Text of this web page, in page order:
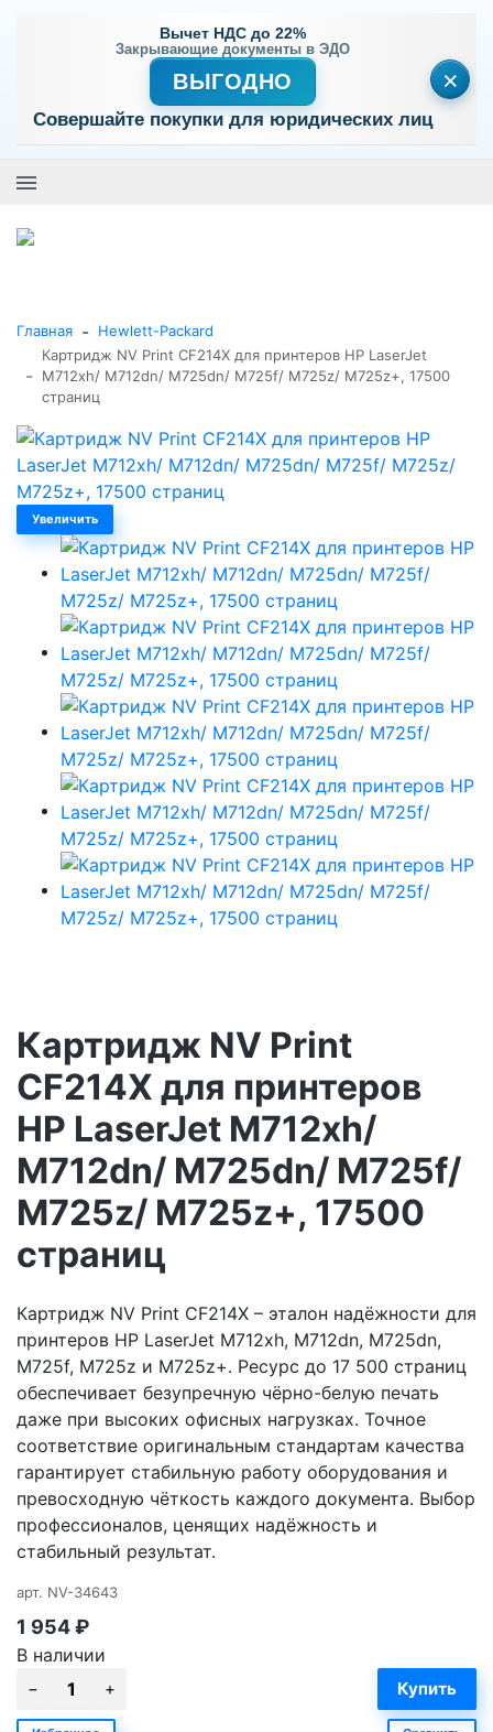
Вычет НДС до 22%
Закрывающие документы в ЭДО
ВЫГОДНО
Совершайте покупки для юридических лиц
×
Главная - Hewlett-Packard
-
Картридж NV Print CF214X для принтеров HP LaserJet
M712xh/ M712dn/ M725dn/ M725f/ M725z/ M725z+, 17500
страниц
Увеличить
Картридж NV Print
CF214X для принтеров
HP LaserJet M712xh/
M712dn/ M725dn/ M725f/
M725z/ M725z+, 17500
страниц
Картридж NV Print CF214X – эталон надёжности для
принтеров HP LaserJet M712xh, M712dn, M725dn,
M725f, M725z и M725z+. Ресурс до 17 500 страниц
обеспечивает безупречную чёрно-белую печать
даже при высоких офисных нагрузках. Точное
соответствие оригинальным стандартам качества
гарантирует стабильную работу оборудования и
превосходную чёткость каждого документа. Выбор
профессионалов, ценящих надёжность и
стабильный результат.
арт. NV-34643
1 954₽
В наличии